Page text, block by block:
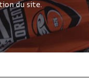
du site.